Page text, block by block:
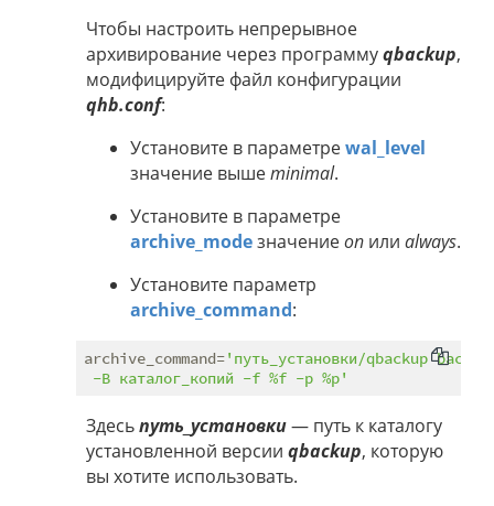
Чтобы настроить непрерывное
архивирование через программуqbackup,
модифицируйте файл конфигурации
qhb.conf:
Установите в параметреwal_level
значение вышеminimal.
Установите в параметре
archive_modeзначениеon или always.
Установите параметр
archive_command:
archive_command='путь_установки/qbackup
-B каталог_копий -f %f -p %p'
Здесьпуть_установки— путь к каталогу
установленной версии qbackup, которую
вы хотите использовать.